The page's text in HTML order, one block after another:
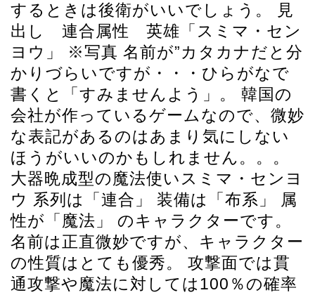
するときは後衛がいいでしょう。 見
出し 連合属性 英雄「スミマ・セン
ヨウ」 ※写真 名前が”カタカナだと分
かりづらいですが・・・ひらがなで
書くと「すみませんよう」。 韓国の
会社が作っているゲームなので、微妙
な表記があるのはあまり気にしない
ほうがいいのかもしれません。。。
大器晩成型の魔法使いスミマ・センヨ
ウ 系列は「連合」 装備は「布系」 属
性が「魔法」 のキャラクターです。
名前は正直微妙ですが、キャラクター
の性質はとても優秀。 攻撃面では貫
通攻撃や魔法に対しては100％の確率